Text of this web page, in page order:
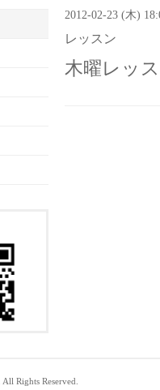
2012-02-23 (木)
レッスン
木曜レッ
. All Rights Reserved.